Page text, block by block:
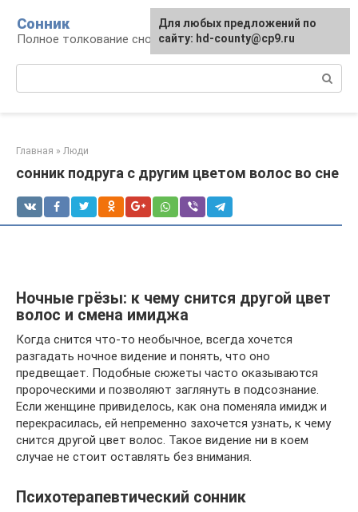
контенту
Сонник
Полное толкование снов
Главная » Люди
сонник подруга с другим цветом волос во сне
Ночные грёзы: к чему снится другой цвет
волос и смена имиджа
Когда снится что-то необычное, всегда хочется
разгадать ночное видение и понять, что оно
предвещает. Подобные сюжеты часто оказываются
пророческими и позволяют заглянуть в подсознание.
Если женщине привиделось, как она поменяла имидж и
перекрасилась, ей непременно захочется узнать, к чему
снится другой цвет волос. Такое видение ни в коем
случае не стоит оставлять без внимания.
Психотерапевтический сонник
Для любых предложений по
сайту: hd-county@cp9.ru